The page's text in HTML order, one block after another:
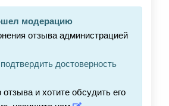
довольна результатом. Курс
модерацию
отзыва администрацией
достоверность
и хотите обсудить его